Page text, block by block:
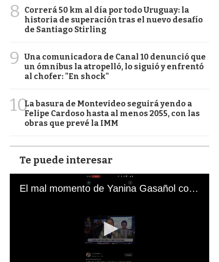
8
Correrá 50 km al día por todo Uruguay: la
historia de superación tras el nuevo desafío
de Santiago Stirling
9
Una comunicadora de Canal 10 denunció que
un ómnibus la atropelló, lo siguió y enfrentó
al chofer: "En shock"
10La basura de Montevideo seguirá yendo a
Felipe Cardoso hasta al menos 2055, con las
obras que prevé la IMM
Te puede interesar
El mal momento de Yanina Gasañol con un hincha argentino en "Subrayado"